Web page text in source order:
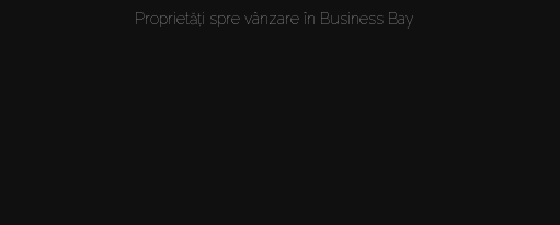
Proprietăți spre vânzare în Business Bay